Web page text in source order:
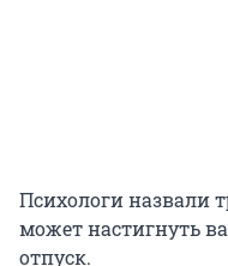
Психологи назвали
может настигнуть
отпуск.